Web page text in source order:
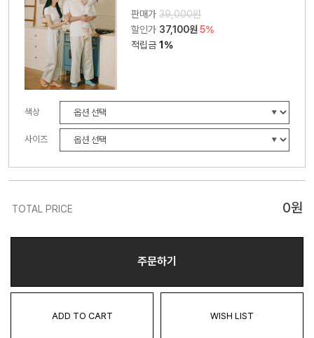
판매가39,000원
할인가 37,100원5%
적립금1%
색상
사이즈
TOTAL PRICE 0원
주문하기
ADD TO CART WISH LIST